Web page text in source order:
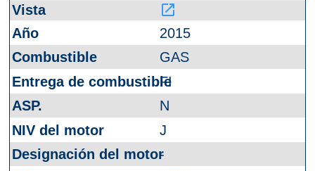
launch
2015
GAS
FI
N
J
-